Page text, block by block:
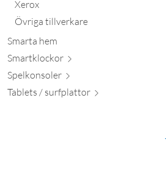
Xerox
Övriga tillverkare
Smarta hem
Smartklockor
Spelkonsoler
Tablets / surfplattor